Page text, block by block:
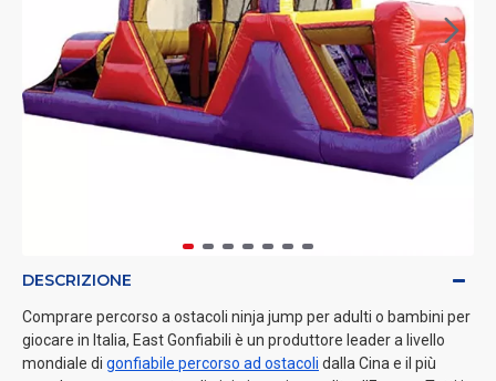
DESCRIZIONE
Comprare percorso a ostacoli ninja jump per adulti o bambini per
giocare in Italia, East Gonfiabili è un produttore leader a livello
mondiale di gonfiabile percorso ad ostacoli dalla Cina e il più